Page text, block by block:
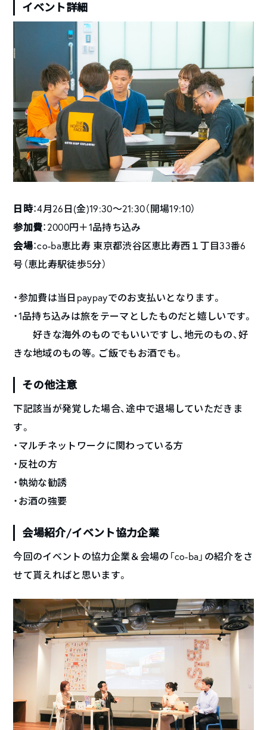
イベント詳細
日時：4月26日(金)19:30〜21:30（開場19:10）
参加費：2000円＋1品持ち込み
会場：co-ba恵比寿 東京都渋谷区恵比寿西１丁目33番6
号（恵比寿駅徒歩5分）
・参加費は当日paypayでのお支払いとなります。
・1品持ち込みは旅をテーマとしたものだと嬉しいです。
好きな海外のものでもいいですし、地元のもの、好
きな地域のもの等。ご飯でもお酒でも。
その他注意
下記該当が発覚した場合、途中で退場していただきま
す。
・マルチネットワークに関わっている方
・反社の方
・執拗な勧誘
・お酒の強要
会場紹介/イベント協力企業
今回のイベントの協力企業＆会場の「co-ba」の紹介をさ
せて貰えればと思います。